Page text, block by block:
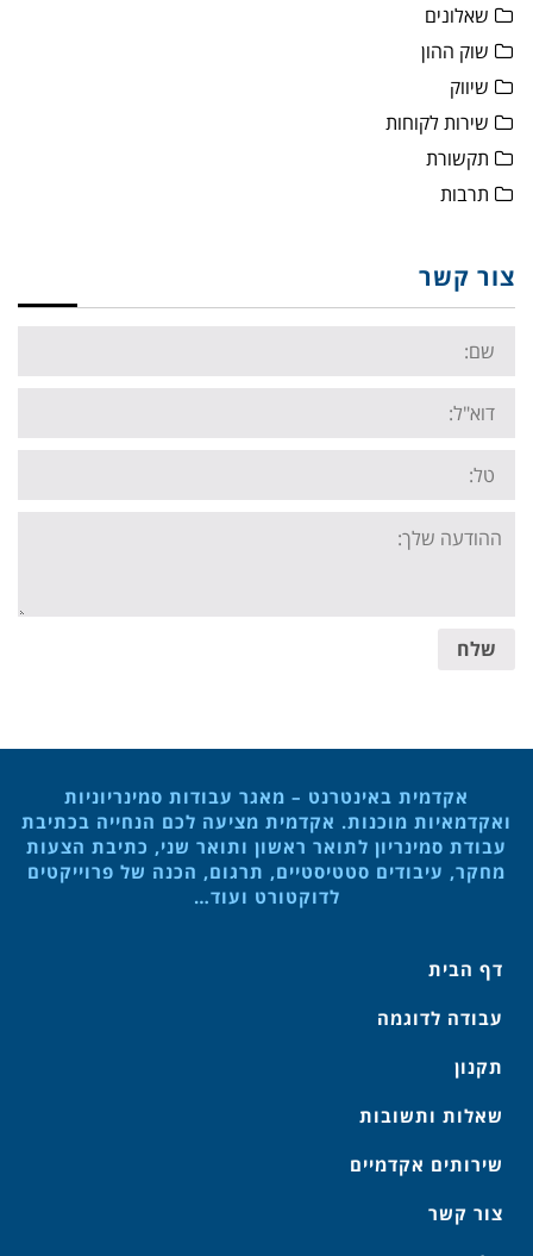
שאלונים
שוק ההון
שיווק
שירות לקוחות
תקשורת
תרבות
צור קשר
Name:
Email:
Tel:
Your
message:
שלח
אקדמית באינטרנט – מאגר עבודות סמינריוניות
ואקדמאיות מוכנות. אקדמית מציעה לכם הנחייה בכתיבת
עבודת סמינריון לתואר ראשון ותואר שני, כתיבת הצעות
מחקר, עיבודים סטטיסטיים, תרגום, הכנה של פרוייקטים
לדוקטורט ועוד…
דף הבית
עבודה לדוגמה
תקנון
שאלות ותשובות
שירותים אקדמיים
צור קשר